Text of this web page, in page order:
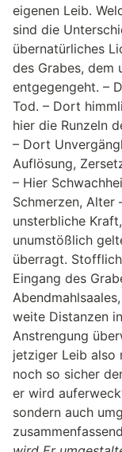
eigenen Leib.
sind die
übernatürliches
des Grabes, dem
entgegengeht. –
Tod. – Dort
hier die Runzeln
– Dort
Auflösung,
– Hier
Schmerzen,
unsterbliche
unumstößlich
überragt.
Eingang des
weite Distanzen
Anstrengung
jetziger Leib also
noch so sicher
er wird
sondern auch